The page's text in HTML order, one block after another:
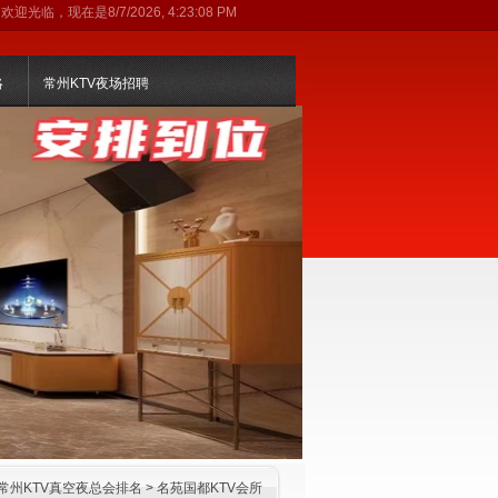
欢迎光临，现在是8/7/2026, 4:23:08 PM
常州KTV夜场招聘
州KTV真空夜总会排名 > 名苑国都KTV会所